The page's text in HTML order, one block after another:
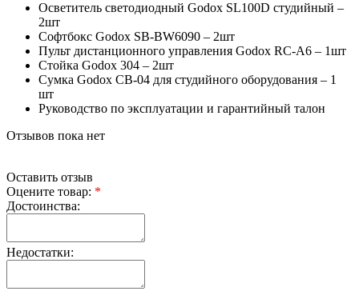
Осветитель светодиодный Godox SL100D студийный –
2шт
Софтбокс Godox SB-BW6090 – 2шт
Пульт дистанционного управления Godox RC-A6 – 1шт
Стойка Godox 304 – 2шт
Сумка Godox CB-04 для студийного оборудования – 1
шт
Руководство по эксплуатации и гарантийный талон
Отзывов пока нет
Оставить отзыв
Оцените товар: *
Достоинства:
Недостатки: